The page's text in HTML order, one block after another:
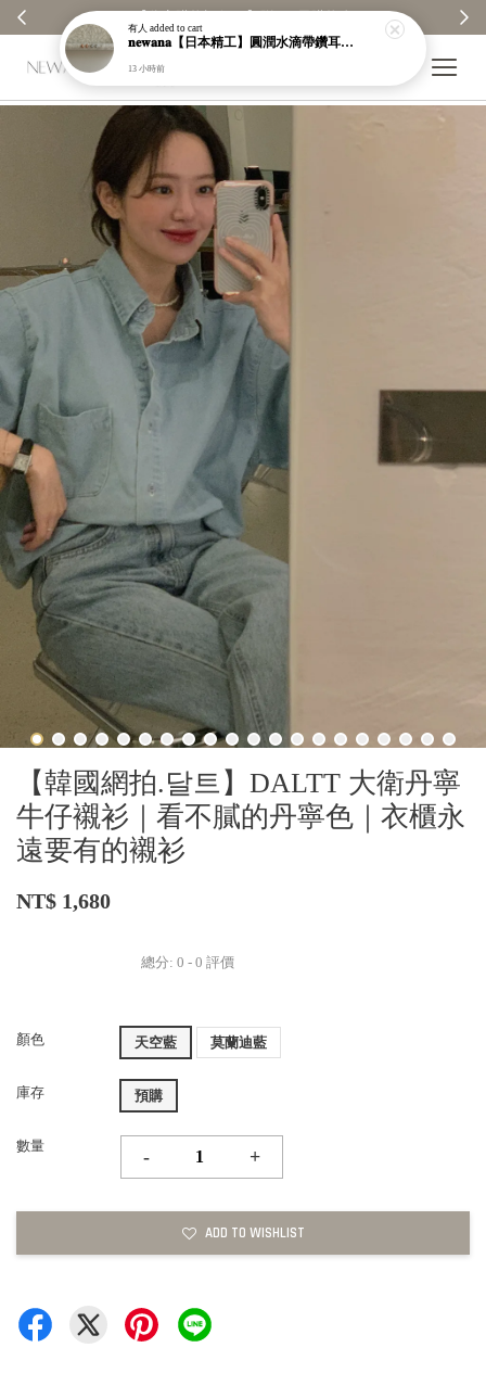
【韓國網拍.달트】DALTT 大衛丹寧
牛仔襯衫｜看不膩的丹寧色｜衣櫃永
遠要有的襯衫
NT$ 1,680
總分: 0 - 0 評價
顏色 天空藍 莫蘭迪藍
庫存 預購
數量
- +
ADD TO WISHLIST